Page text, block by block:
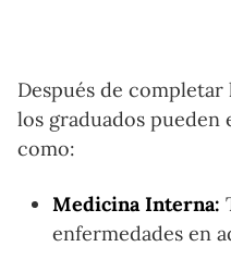
Después de
los graduados pueden
como:
Medicina Interna:
enfermedades en